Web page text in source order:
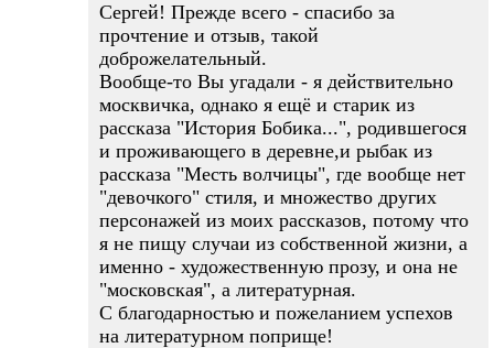
Сергей! Прежде всего - спасибо за
прочтение и отзыв, такой
доброжелательный.
Вообще-то Вы угадали - я действительно
москвичка, однако я ещё и старик из
рассказа "История Бобика...", родившегося
и проживающего в деревне,и рыбак из
рассказа "Месть волчицы", где вообще нет
"девочкого" стиля, и множество других
персонажей из моих рассказов, потому что
я не пищу случаи из собственной жизни, а
именно - художественную прозу, и она не
"московская", а литературная.
С благодарностью и пожеланием успехов
на литературном поприще!